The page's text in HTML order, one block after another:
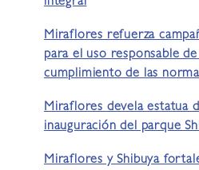
Miraflores refuerza
para el uso responsable
cumplimiento de las
Miraflores devela estatua
inauguración del parque
Miraflores y Shibuya